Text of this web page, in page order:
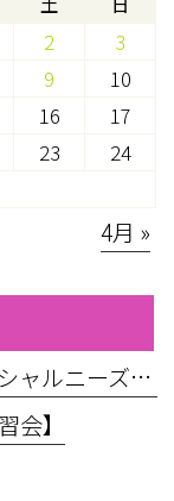
2
3
9
10
16
17
23
24
4月 »
【船井総研小児歯科研究会でスペシャルニーズ対応のお話をしてきました】
会】